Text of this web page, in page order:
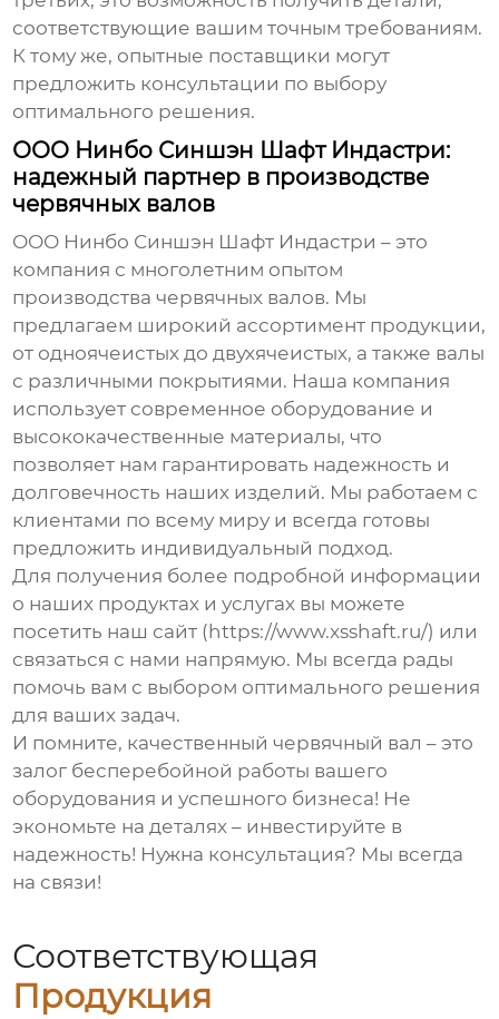
соответствующие вашим точным требованиям.
К тому же, опытные поставщики могут
предложить консультации по выбору
оптимального решения.
ООО Нинбо Синшэн Шафт Индастри:
надежный партнер в производстве
червячных валов
ООО Нинбо Синшэн Шафт Индастри – это
компания с многолетним опытом
производствачервячных валов. Мы
предлагаем широкий ассортимент продукции,
от одноячеистых до двухячеистых, а также валы
с различными покрытиями. Наша компания
использует современное оборудование и
высококачественные материалы, что
позволяет нам гарантировать надежность и
долговечность наших изделий. Мы работаем с
клиентами по всему миру и всегда готовы
предложить индивидуальный подход.
Для получения более подробной информации
о наших продуктах и услугах вы можете
посетить наш сайт (https://www.xsshaft.ru/) или
связаться с нами напрямую. Мы всегда рады
помочь вам с выбором оптимального решения
для ваших задач.
И помните, качественныйчервячный вал – это
залог бесперебойной работы вашего
оборудования и успешного бизнеса! Не
экономьте на деталях – инвестируйте в
надежность! Нужна консультация? Мы всегда
на связи!
Соответствующая
Продукция